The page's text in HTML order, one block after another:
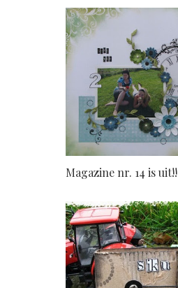
Magazine nr. 14 is uit!!